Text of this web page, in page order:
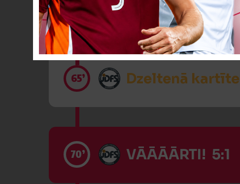
65’ Dzeltenā kartīte
70’ VĀĀĀĀRTI! 5:1